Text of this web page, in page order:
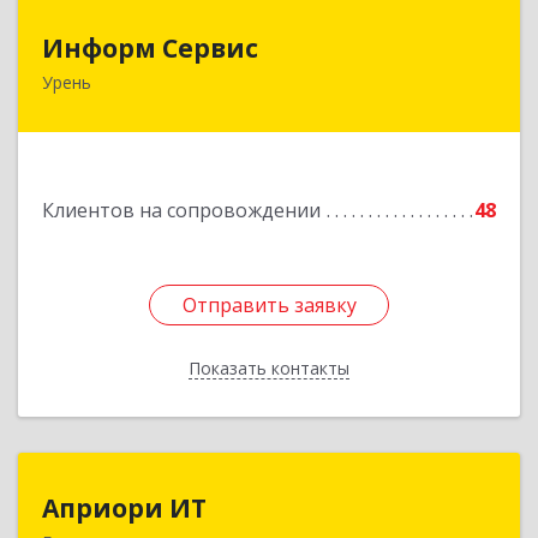
Информ Сервис
Урень
Клиентов на сопровождении 48
Отправить заявку
Показать контакты
Отправить заявку
Назад
Априори ИТ